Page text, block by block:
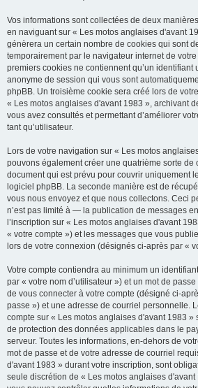
Vos informations sont collectées de deux
en naviguant sur « Les motos anglaises d'avant
génèrera un certain nombre de cookies qui sont
temporairement par le navigateur internet de
premiers cookies ne contiennent qu’un identifiant
anonyme de session qui vous sont
phpBB. Un troisième cookie sera créé lors de
« Les motos anglaises d'avant 1983 », archivant
vous avez consultés et permettant d’améliorer
tant qu’utilisateur.
Lors de votre navigation sur « Les motos
pouvons également créer une quatrième sorte de
document qui est prévu pour couvrir uniquement
logiciel phpBB. La seconde manière est de
vous nous envoyez et que nous collectons. Ceci
n’est pas limité à — la publication de messages
l’inscription sur « Les motos anglaises d'avant
« votre compte ») et les messages que vous
lors de votre connexion (désignés ci-après par «
Votre compte contiendra au minimum un
par « votre nom d’utilisateur ») et un mot de
de vous connecter à votre compte (désigné ci-
passe ») et une adresse de courriel personnelle.
compte sur « Les motos anglaises d'avant 1983 »
de protection des données applicables dans le
serveur. Toutes les informations, en-dehors de
mot de passe et de votre adresse de courriel
d'avant 1983 » durant votre inscription, sont
seule discrétion de « Les motos anglaises